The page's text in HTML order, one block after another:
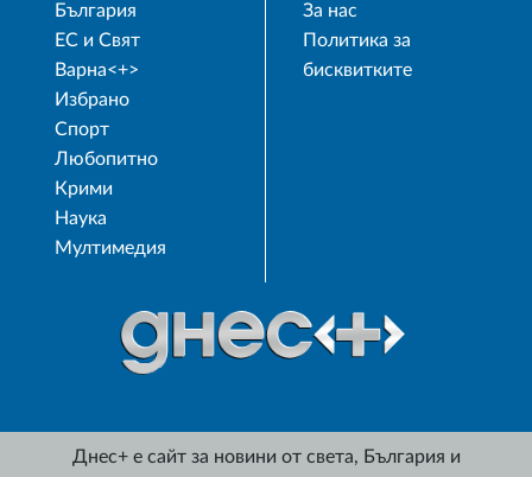
България
ЕС и Свят
Варна<+>
Избрано
Спорт
Любопитно
Крими
Наука
Мултимедия
За нас
Политика за
бисквитките
Днес+ е сайт за новини от света, България и